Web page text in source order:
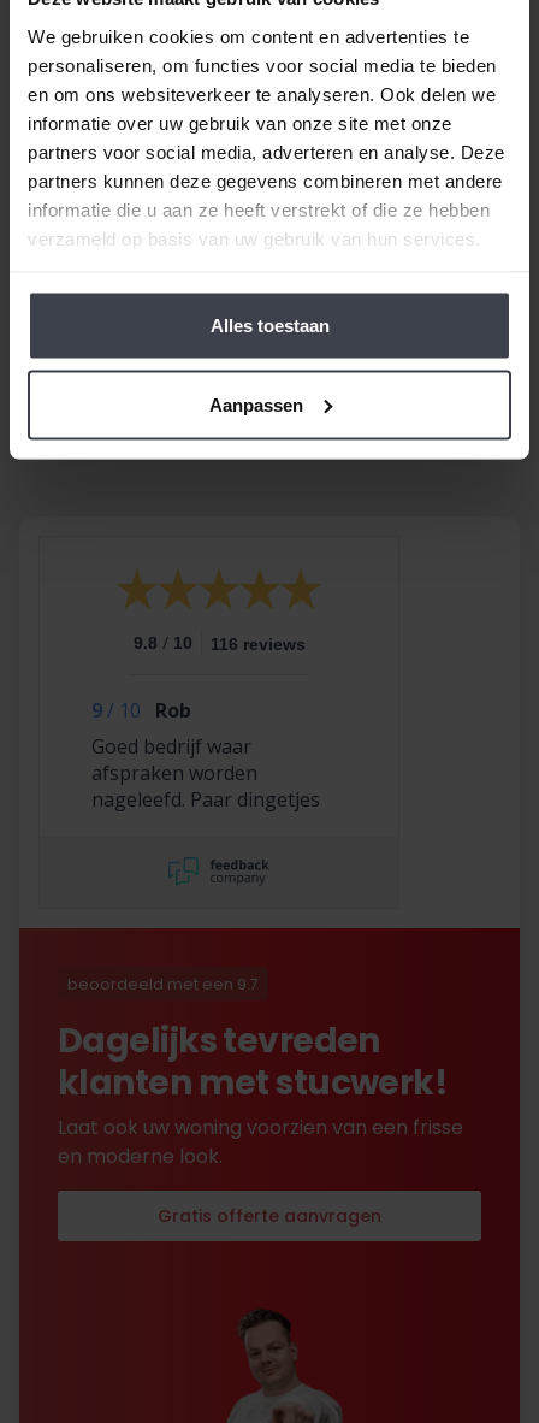
We gebruiken cookies om content en advertenties te
personaliseren, om functies voor social media te bieden
en om ons websiteverkeer te analyseren. Ook delen we
informatie over uw gebruik van onze site met onze
partners voor social media, adverteren en analyse. Deze
partners kunnen deze gegevens combineren met andere
informatie die u aan ze heeft verstrekt of die ze hebben
verzameld op basis van uw gebruik van hun services.
Alles toestaan
Aanpassen
Beste klant, wanneer alles duurder wordt,houden
wij de prijzen laag.Daarom zijn al onze extra
services gratis of goed betaalbaar. Wilt u pas
volgend jaar uw woning laten stucen, dunpleisteren
of latexspuiten? Ook dat houden we betaalbaar, zo
spreken we samen met u een vaste prijs af en
houden wij ons aan de gemaakte prijsafspraak vanaf
de dag dat uw offerte getekend is - ongeacht de
of aannemers. Op zoek naar nóg meer gemak voor
een goede prijs, laat dan je stucwerk, pleisterwerk of
spuitwerk voordelig op maat inmeten en realiseren.
9.8 / 10 116 reviews
9/ 10
Rob
Goed bedrijf waar
afspraken worden
nageleefd. Paar dingetjes
korting gekregen. Duurde
lang eer ik de sleutel
met excuses , maar na
is alles toch na
beoordeeld met een 9.7
Dagelijks tevreden
klanten met stucwerk!
Laat ook uw woning voorzien van een frisse
en moderne look.
Gratis offerte aanvragen